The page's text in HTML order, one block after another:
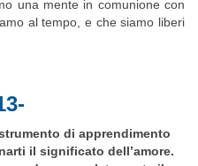
una mente in comunione con
al tempo, e che siamo liberi
di apprendimento
il significato dell’amore.